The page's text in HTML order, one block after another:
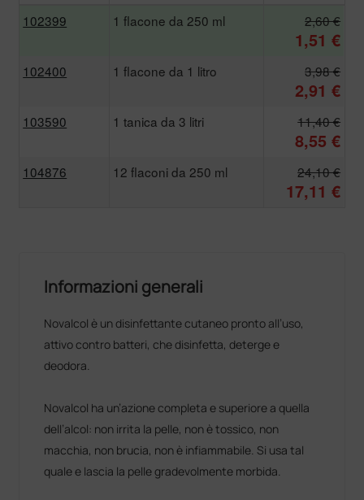
102399 1 flacone da 250 ml 2,60 €
1,51 €
102400 1 flacone da 1 litro 3,98 €
2,91 €
103590 1 tanica da 3 litri 11,40 €
8,55 €
104876 12 flaconi da 250 ml 24,10 €
17,11 €
Informazioni generali
Novalcol è un disinfettante cutaneo pronto all’uso,
attivo contro batteri, che disinfetta, deterge e
deodora.
Novalcol ha un’azione completa e superiore a quella
dell’alcol: non irrita la pelle, non è tossico, non
macchia, non brucia, non è infiammabile. Si usa tal
quale e lascia la pelle gradevolmente morbida.